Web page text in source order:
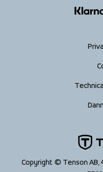
Copyright © Tenson AB,